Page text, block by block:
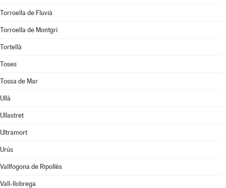
Torroella de Fluvià
Torroella de Montgrí
Tortellà
Toses
Tossa de Mar
Ullà
Ullastret
Ultramort
Urús
Vallfogona de Ripollès
Vall-llobrega